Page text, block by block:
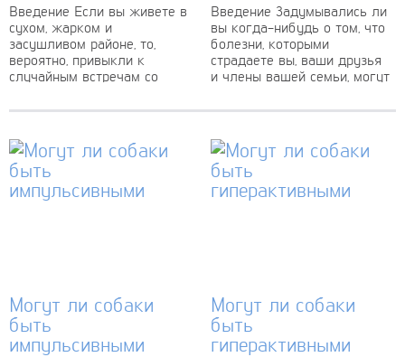
Введение Если вы живете в
сухом, жарком и
засушливом районе, то,
вероятно, привыкли к
случайным встречам со
крошечные, но опасные
Введение Задумывались ли
вы когда-нибудь о том, что
болезни, которыми
страдаете вы, ваши друзья
и члены вашей семьи, могут
Мы уверены,...
Могут ли собаки
быть
импульсивными
Могут ли собаки
быть
гиперактивными